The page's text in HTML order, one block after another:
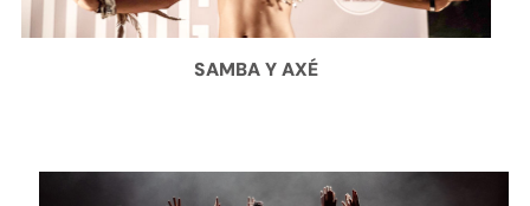
SAMBA Y AXÉ